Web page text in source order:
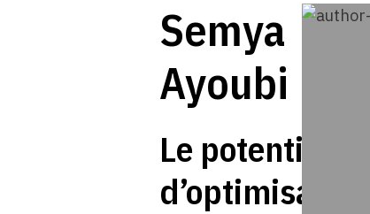
Semya
Ayoubi
Le potentiel
d’optimisation